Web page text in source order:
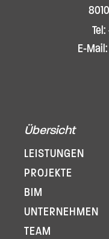
E-
Übersicht
LEISTUNGEN
PROJEKTE
BIM
UNTERNEHMEN
TEAM